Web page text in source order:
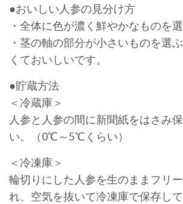
●おいしい人参の見分け方
・全体に色が濃く鮮やかなものを選
・茎の軸の部分が小さいものを選
くておいしいです。
●貯蔵方法
＜冷蔵庫＞
人参と人参の間に新聞紙をはさみ
い。（0℃～5℃くらい）
＜冷凍庫＞
輪切りにした人参を生のままフリ
れ、空気を抜いて冷凍庫で保存して